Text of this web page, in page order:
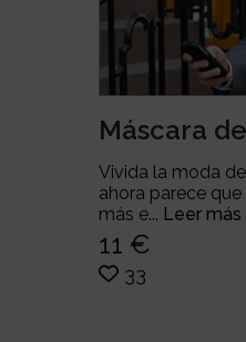
Máscara
Vivida la moda
ahora parece
más e... Leer más
11 €
33